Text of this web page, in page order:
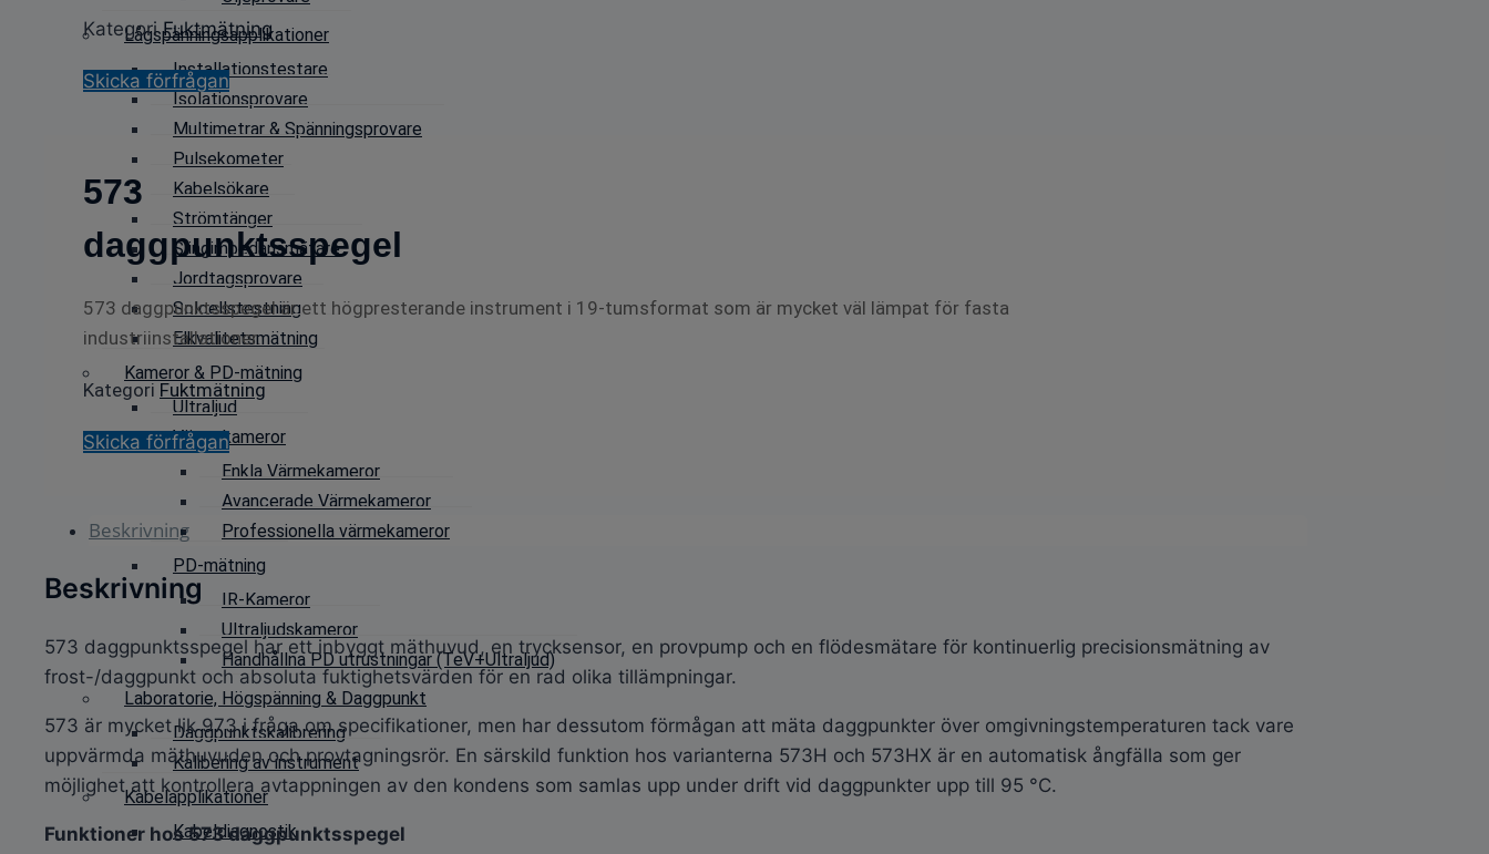
Lågspänningsapplikationer
Installationstestare
Isolationsprovare
Multimetrar & Spänningsprovare
Pulsekometer
Kabelsökare
Strömtänger
Slingimpedansmätare
Jordtagsprovare
Solcellstestning
Elkvalitetsmätning
Kameror & PD-mätning
Ultraljud
Värmekameror
Enkla Värmekameror
Avancerade Värmekameror
Professionella värmekameror
PD-mätning
IR-Kameror
Ultraljudskameror
Handhållna PD utrustningar (TeV+Ultraljud)
Laboratorie, Högspänning & Daggpunkt
Daggpunktskalibrering
Kalibering av instrument
Kabelapplikationer
Kabeldiagnostik
Kategori Fuktmätning
Skicka förfrågan
573
daggpunktsspegel
573 daggpunktsspegel är ett högpresterande instrument i 19-tumsformat som är mycket väl lämpat för fasta
industriinstallationer.
Kategori Fuktmätning
Skicka förfrågan
Beskrivning
Beskrivning
573 daggpunktsspegel har ett inbyggt mäthuvud, en trycksensor, en provpump och en flödesmätare för kontinuerlig precisionsmätning av
frost-/daggpunkt och absoluta fuktighetsvärden för en rad olika tillämpningar.
573 är mycket lik 973 i fråga om specifikationer, men har dessutom förmågan att mäta daggpunkter över omgivningstemperaturen tack vare
uppvärmda mäthuvuden och provtagningsrör. En särskild funktion hos varianterna 573H och 573HX är en automatisk ångfälla som ger
möjlighet att kontrollera avtappningen av den kondens som samlas upp under drift vid daggpunkter upp till 95 °C.
Funktioner hos 573 daggpunktsspegel